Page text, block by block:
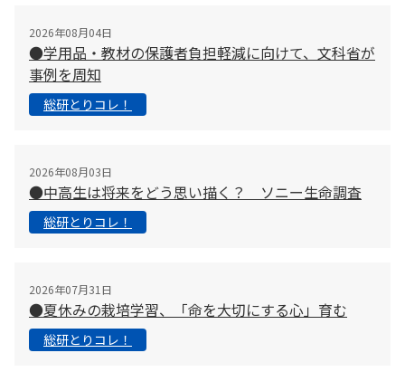
2026年08月04日
●学用品・教材の保護者負担軽減に向けて、文科省が
事例を周知
総研とりコレ！
2026年08月03日
●中高生は将来をどう思い描く？ ソニー生命調査
総研とりコレ！
2026年07月31日
●夏休みの栽培学習、「命を大切にする心」育む
総研とりコレ！